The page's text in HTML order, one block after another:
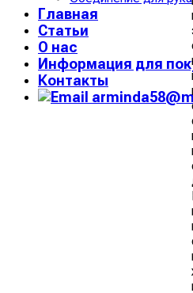
Главная
Статьи
О нас
Информация для
Контакты